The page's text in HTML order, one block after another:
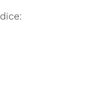
dice: